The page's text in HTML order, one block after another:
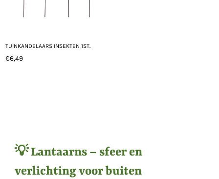
TUINKANDELAARS INSEKTEN 1ST.
Normale
€6,49
💡 Lantaarns – sfeer en
verlichting voor buiten